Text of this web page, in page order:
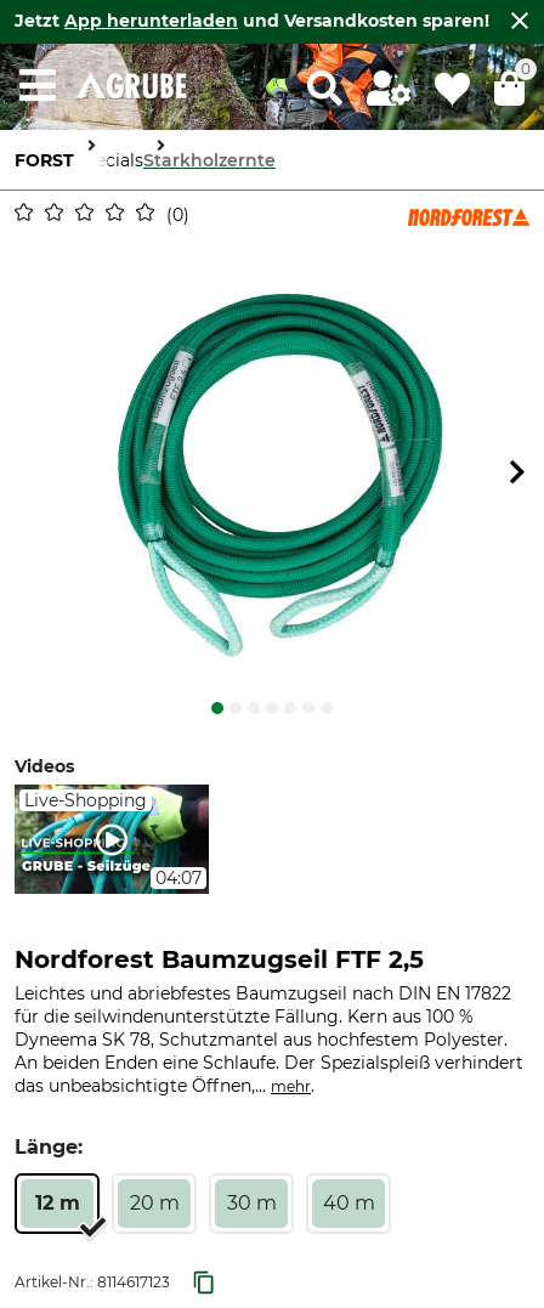
Jetzt App herunterladen und Versandkosten sparen!
0
FORST SpecialsStarkholzernte
0
Videos
Live-Shopping
04:07
Nordforest Baumzugseil FTF 2,5
Leichtes und abriebfestes Baumzugseil nach DIN EN 17822
für die seilwindenunterstützte Fällung. Kern aus 100 %
Dyneema SK 78, Schutzmantel aus hochfestem Polyester.
An beiden Enden eine Schlaufe. Der Spezialspleiß verhindert
das unbeabsichtigte Öffnen,... mehr.
Länge:
12 m 20 m 30 m 40 m
Artikel-Nr.: 8114617123